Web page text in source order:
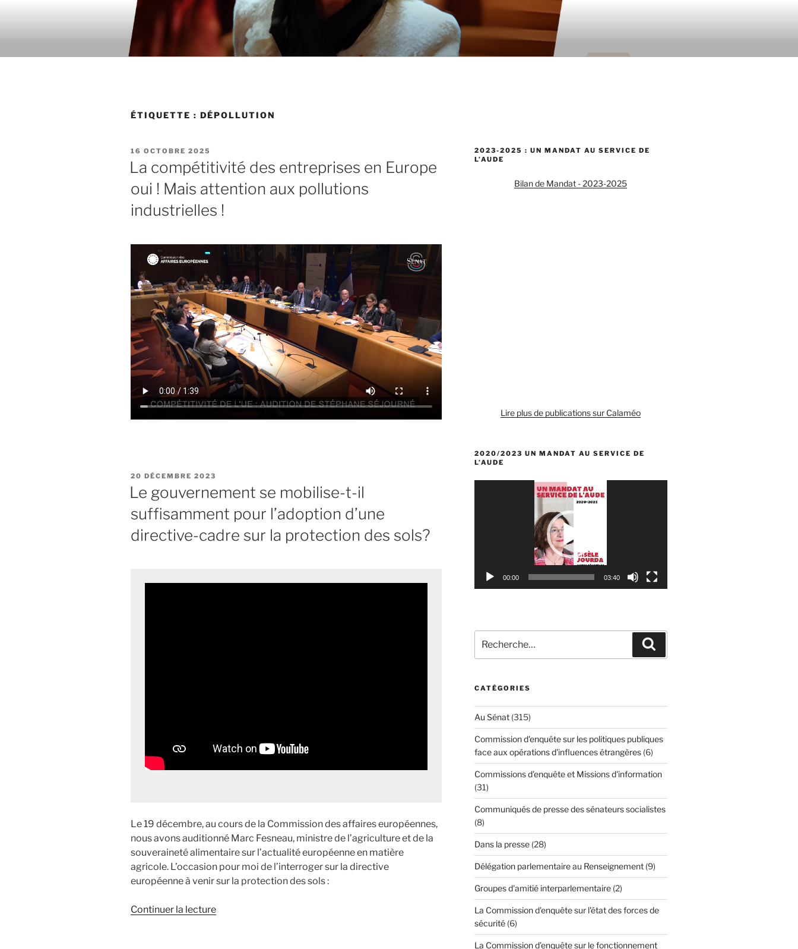
ÉTIQUETTE : DÉPOLLUTION
PUBLIÉ
LE
16 OCTOBRE 2025
La compétitivité des entreprises en Europe
oui ! Mais attention aux pollutions
industrielles !
PUBLIÉ
LE
20 DÉCEMBRE 2023
Le gouvernement se mobilise-t-il
suffisamment pour l’adoption d’une
directive-cadre sur la protection des sols?
Le 19 décembre, au cours de la Commission des affaires européennes,
nous avons auditionné Marc Fesneau, ministre de l’agriculture et de la
souveraineté alimentaire sur l’actualité européenne en matière
agricole. L’occasion pour moi de l’interroger sur la directive
européenne à venir sur la protection des sols :
Continuer la lecture
2023-2025 : UN MANDAT AU SERVICE DE
L’AUDE
Bilan de Mandat - 2023-2025
Lire plus de publications sur Calaméo
2020/2023 UN MANDAT AU SERVICE DE
L’AUDE
00:00 03:40
pour
CATÉGORIES
Au Sénat(315)
Commission d'enquête sur les politiques publiques
face aux opérations d'influences étrangères(6)
Commissions d'enquête et Missions d'information
(31)
Communiqués de presse des sénateurs socialistes
(8)
Dans la presse(28)
Délégation parlementaire au Renseignement(9)
Groupes d'amitié interparlementaire(2)
La Commission d'enquête sur l'état des forces de
sécurité(6)
La Commission d’enquête sur le fonctionnement